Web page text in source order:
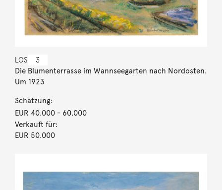
LOS 3
Die Blumenterrasse im Wannseegarten nach Nordosten.
Um 1923
Schätzung:
EUR 40.000- 60.000
Verkauft für:
EUR 50.000